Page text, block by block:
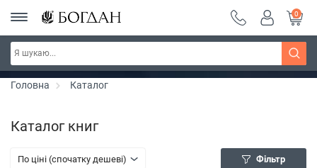
РОЗПРОДАЖ ~ 150 грн ~ 200 грн ~ 250 грн ~
300 грн ~ РОЗПРОДАЖ
Дізнатись більше
0
Головна Каталог
Каталог книг
По ціні (спочатку дешеві) Фільтр